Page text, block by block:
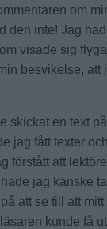
om
den inte! Jag
visade sig
besvikelse, att
skickat en text
jag fått texter
förstått att
jag kanske
att se till att
kunde få